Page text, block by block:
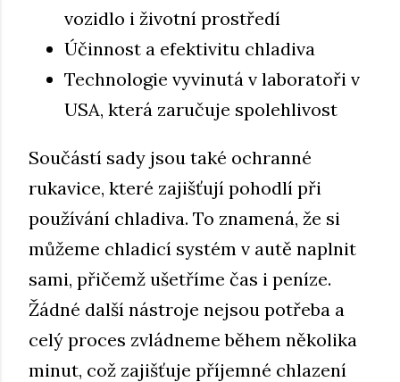
vozidlo i životní prostředí
Účinnost a efektivitu chladiva
Technologie vyvinutá v laboratoři v
USA, která zaručuje spolehlivost
Součástí sady jsou také ochranné
rukavice, které zajišťují pohodlí při
používání chladiva. To znamená, že si
můžeme chladicí systém v autě naplnit
sami, přičemž ušetříme čas i peníze.
Žádné další nástroje nejsou potřeba a
celý proces zvládneme během několika
minut, což zajišťuje příjemné chlazení